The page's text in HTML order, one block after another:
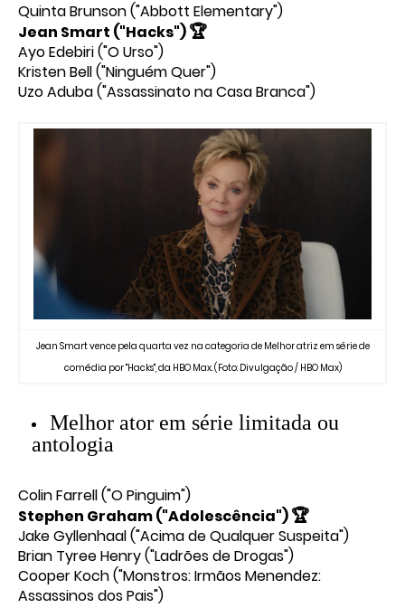
Quinta Brunson ("Abbott Elementary")
Jean Smart ("Hacks")🏆
Ayo Edebiri ("O Urso")
Kristen Bell ("Ninguém Quer")
Uzo Aduba ("Assassinato na Casa Branca")
Jean Smart vence pela quarta vez na categoria de Melhor atriz em série de
comédia por "Hacks", da HBO Max. (Foto: Divulgação / HBO Max)
Melhor ator em série limitada ou
antologia
Colin Farrell ("O Pinguim")
Stephen Graham ("Adolescência")🏆
Jake Gyllenhaal ("Acima de Qualquer Suspeita")
Brian Tyree Henry ("Ladrões de Drogas")
Cooper Koch ("Monstros: Irmãos Menendez:
Assassinos dos Pais")